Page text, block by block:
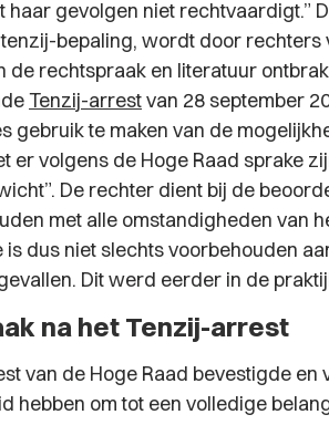
haar gevolgen niet rechtvaardigt.”
bepaling, wordt door rechters
de rechtspraak en literatuur
Tenzij-arrestvan 28 september
gebruik te maken van de
er volgens de Hoge Raad sprake
”. De rechter dient bij de
met alle omstandigheden van
dus niet slechts voorbehouden
Dit werd eerder in de
na het Tenzij-arrest
van de Hoge Raad bevestigde
hebben om tot een volledige